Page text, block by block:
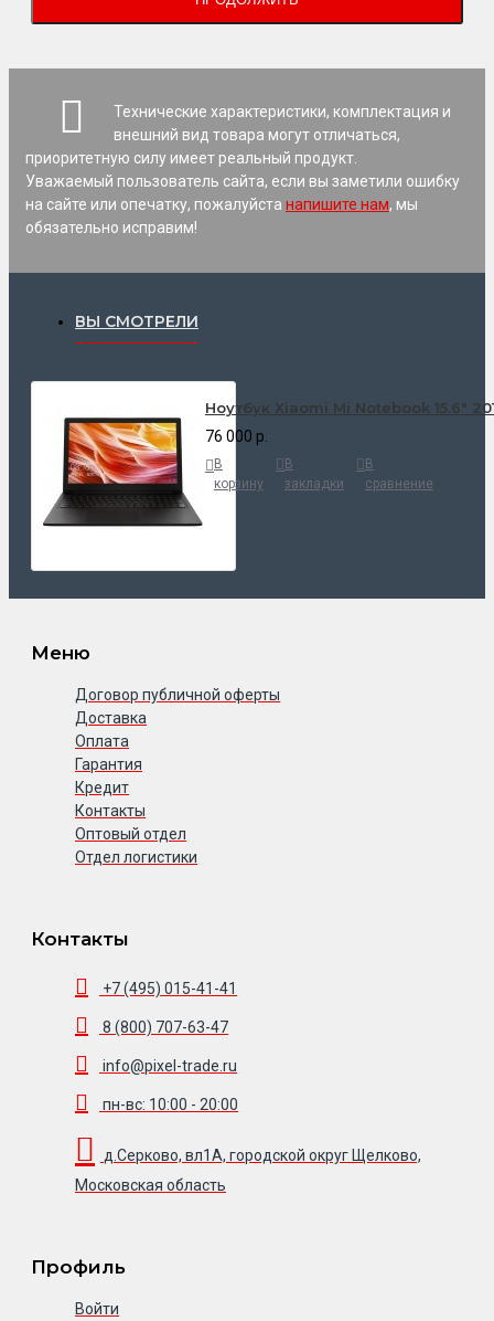
Технические характеристики, комплектация и
внешний вид товара могут отличаться,
приоритетную силу имеет реальный продукт.
Уважаемый пользователь сайта, если вы заметили ошибку
на сайте или опечатку, пожалуйста напишите нам, мы
обязательно исправим!
ВЫ СМОТРЕЛИ
Ноутбук Xiaomi Mi Notebook 15.6"
76 000 р.
В
корзину
В
закладки
В
сравнение
Меню
Договор публичной оферты
Доставка
Оплата
Гарантия
Кредит
Контакты
Оптовый отдел
Отдел логистики
Контакты
+7 (495) 015-41-41
8 (800) 707-63-47
info@pixel-trade.ru
пн-вс: 10:00 - 20:00
д.Серково, вл1А, городской округ Щелково,
Московская область
Профиль
Войти